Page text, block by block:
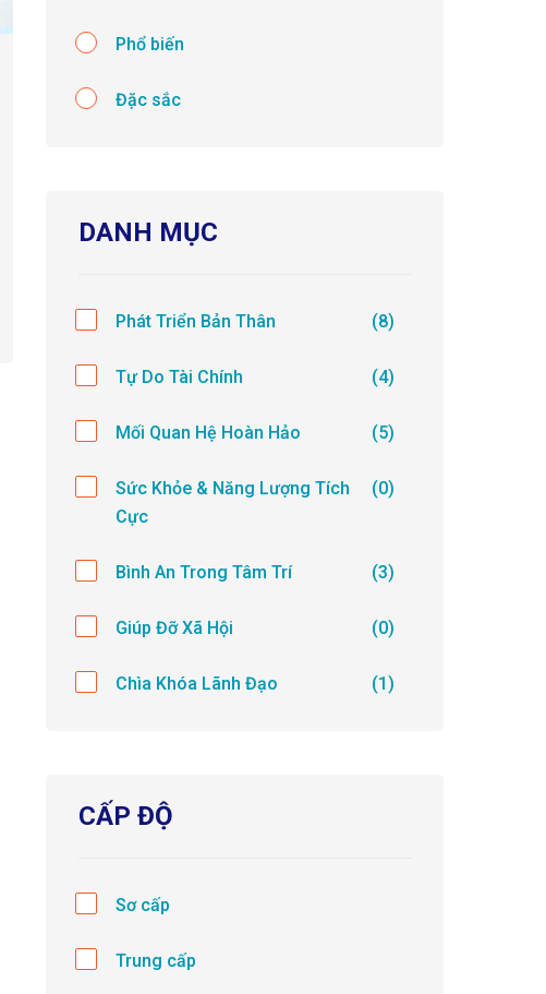
Phổ biến
Đặc sắc
DANH MỤC
Phát Triển Bản Thân (8)
Tự Do Tài Chính (4)
Mối Quan Hệ Hoàn Hảo (5)
Sức Khỏe & Năng Lượng Tích
Cực
(0)
Bình An Trong Tâm Trí (3)
Giúp Đỡ Xã Hội (0)
Chìa Khóa Lãnh Đạo (1)
CẤP ĐỘ
Sơ cấp
Trung cấp